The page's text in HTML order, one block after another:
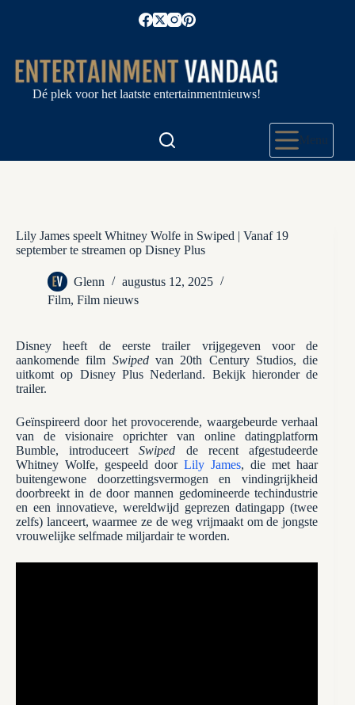
Dé plek voor het laatste entertainmentnieuws!
Menu
Lily James speelt Whitney Wolfe in Swiped | Vanaf 19
september te streamen op Disney Plus
Glenn
augustus 12, 2025
Film, Film nieuws
Disney heeft de eerste trailer vrijgegeven voor de
aankomende film Swipedvan 20th Century Studios, die
uitkomt op Disney Plus Nederland. Bekijk hieronder de
trailer.
Geïnspireerd door het provocerende, waargebeurde verhaal
van de visionaire oprichter van online datingplatform
Bumble, introduceertSwiped de recent afgestudeerde
Whitney Wolfe, gespeeld doorLily James, die met haar
buitengewone doorzettingsvermogen en vindingrijkheid
doorbreekt in de door mannen gedomineerde techindustrie
en een innovatieve, wereldwijd geprezen datingapp (twee
zelfs) lanceert, waarmee ze de weg vrijmaakt om de jongste
vrouwelijke selfmade miljardair te worden.